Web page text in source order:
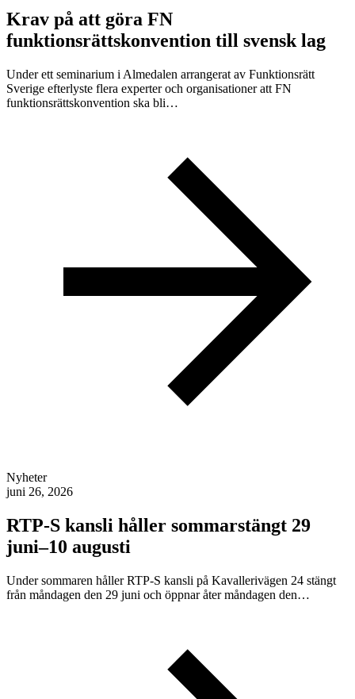
Krav på att göra FN
funktionsrättskonvention till svensk lag
Under ett seminarium i Almedalen arrangerat av Funktionsrätt
Sverige efterlyste flera experter och organisationer att FN
funktionsrättskonvention ska bli…
Nyheter
juni 26, 2026
RTP-S kansli håller sommarstängt 29
juni–10 augusti
Under sommaren håller RTP-S kansli på Kavallerivägen 24 stängt
från måndagen den 29 juni och öppnar åter måndagen den…